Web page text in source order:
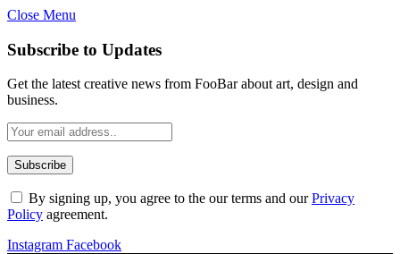
Close Menu
Subscribe to Updates
Get the latest creative news from FooBar about art, design and
business.
By signing up, you agree to the our terms and ourPrivacy
Policy agreement.
Instagram Facebook